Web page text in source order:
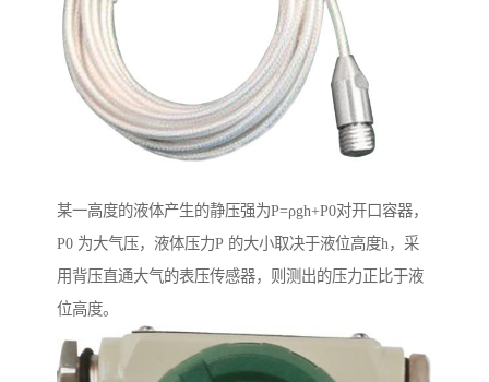
某一高度的液体产生的静压强为P=ρgh+P0对开口容器，
P0 为大气压，液体压力P 的大小取决于液位高度h，采
用背压直通大气的表压传感器，则测出的压力正比于液
位高度。